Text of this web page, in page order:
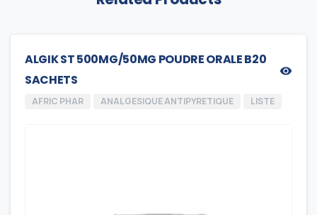
ALGIK ST 500MG/50MG POUDRE ORALE B20
SACHETS
AFRIC PHAR ANALGESIQUE ANTIPYRETIQUE LISTE